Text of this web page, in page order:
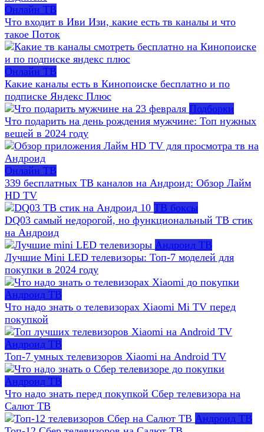
Онлайн ТВ
Что входит в Иви Изи, какие есть тв каналы и что
такое Поток
Онлайн ТВ
Какие каналы есть в Кинопоиске бесплатно и по
подписке Яндекс Плюс
Подборки
Что подарить на день рождения мужчине: Топ нужных
вещей в 2024 году
Онлайн ТВ
339 бесплатных ТВ каналов на Андроид: Обзор Лайм
HD TV
ТВ боксы
DQ03 самый недорогой, но функциональный ТВ стик
на Андроид
Андроид ТВ
Лучшие Mini LED телевизоры: Топ-7 моделей для
покупки в 2024 году
Андроид ТВ
Что надо знать о телевизорах Xiaomi Mi TV перед
покупкой
Андроид ТВ
Топ-7 умных телевизоров Xiaomi на Android TV
Андроид ТВ
Что надо знать перед покупкой Сбер телевизора на
Салют ТВ
Андроид ТВ